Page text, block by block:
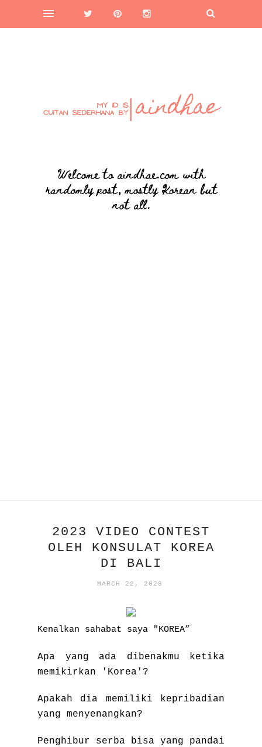
Welcome to aindhae.com with
randomly post, mostly Korean but
not all.
2023 VIDEO CONTEST
OLEH KONSULAT KOREA
DI BALI
MARCH 22, 2023
Kenalkan sahabat saya "KOREA”
Apa yang ada dibenakmu ketika
memikirkan 'Korea'?
Apakah dia memiliki kepribadian
yang menyenangkan?
Penghibur serba bisa yang pandai